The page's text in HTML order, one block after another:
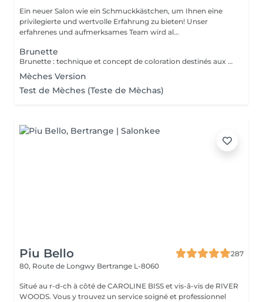
Ein neuer Salon wie ein Schmuckkästchen, um Ihnen eine
privilegierte und wertvolle Erfahrung zu bieten! Unser
erfahrenes und aufmerksames Team wird al...
Brunette
Brunette : technique et concept de coloration destinés aux cheveux bruns et châtains, mettant en valeur la profondeur, la brillance et la dimension des cheveux. Peut inclure des nuances chaudes, froides ou illuminées, offrant un résultat sophistiqué, naturel et élégant. Très utilisée dans les transformations modernes comme le brun illuminé, chocolat, café et les tons cendrés. Le service comprend : les mèches, le traitement, la tonalisation et la finalisation.
Mèches Version
Test de Mèches (Teste de Mèchas)
Piu Bello
287
80, Route de Longwy Bertrange L-8060
Situé au r-d-ch à côté de CAROLINE BISS et vis-â-vis de RIVER
WOODS. Vous y trouvez un service soigné et professionnel